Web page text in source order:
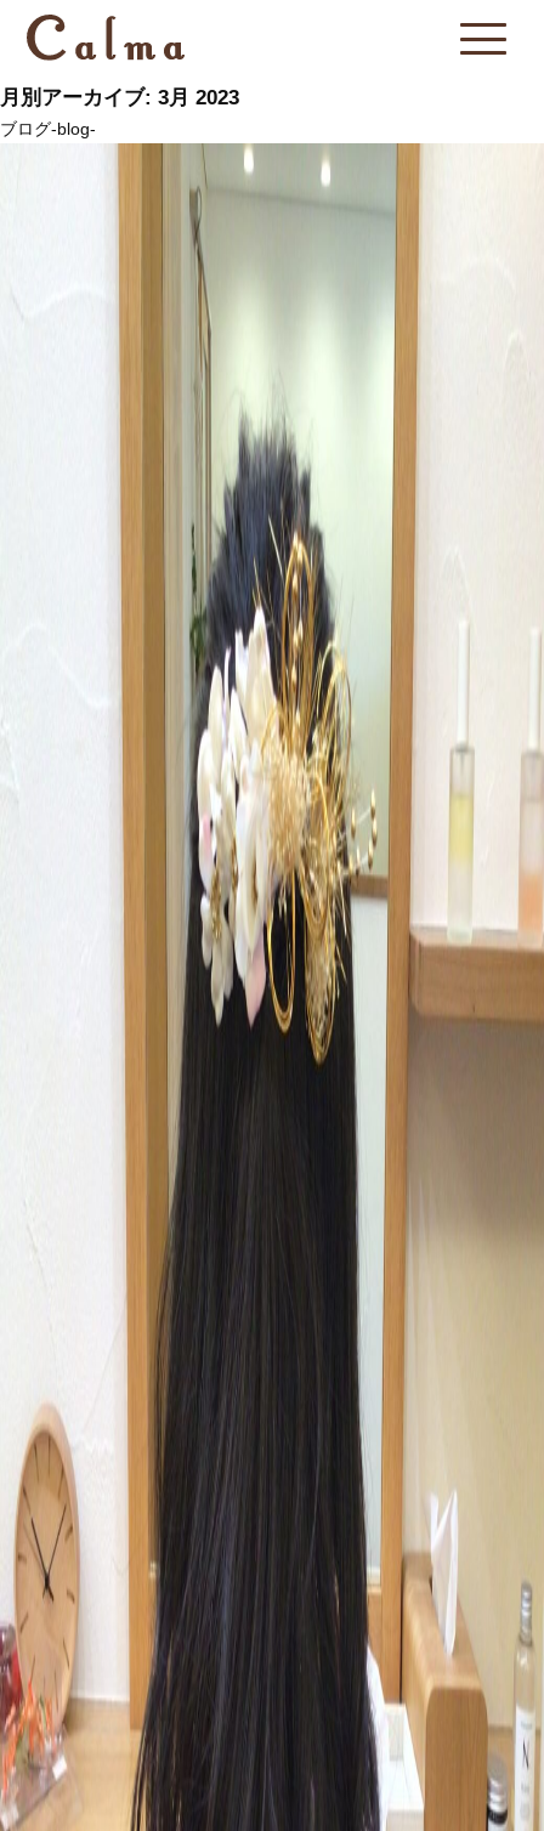
月別アーカイブ: 3月 2023
ブログ-blog-